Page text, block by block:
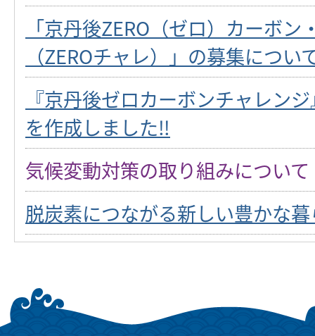
「京丹後ZERO（ゼロ）カーボ
（ZEROチャレ）」の募集につい
『京丹後ゼロカーボンチャレン
を作成しました‼
気候変動対策の取り組みについて
脱炭素につながる新しい豊かな